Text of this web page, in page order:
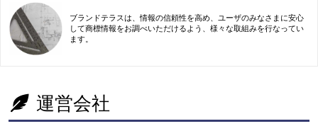
ブランドテラスは、情報の信頼性を高め、ユーザのみなさまに安心
して商標情報をお調べいただけるよう、様々な取組みを行なってい
ます。
運営会社